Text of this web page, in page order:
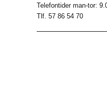
Telefontider man-tor:
Tlf. 57 86 54 70